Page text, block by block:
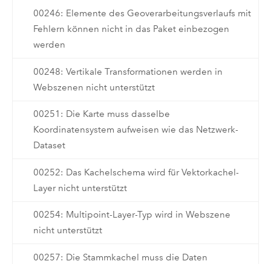
00246: Elemente des Geoverarbeitungsverlaufs mit
Fehlern können nicht in das Paket einbezogen
werden
00248: Vertikale Transformationen werden in
Webszenen nicht unterstützt
00251: Die Karte muss dasselbe
Koordinatensystem aufweisen wie das Netzwerk-
Dataset
00252: Das Kachelschema wird für Vektorkachel-
Layer nicht unterstützt
00254: Multipoint-Layer-Typ wird in Webszene
nicht unterstützt
00257: Die Stammkachel muss die Daten